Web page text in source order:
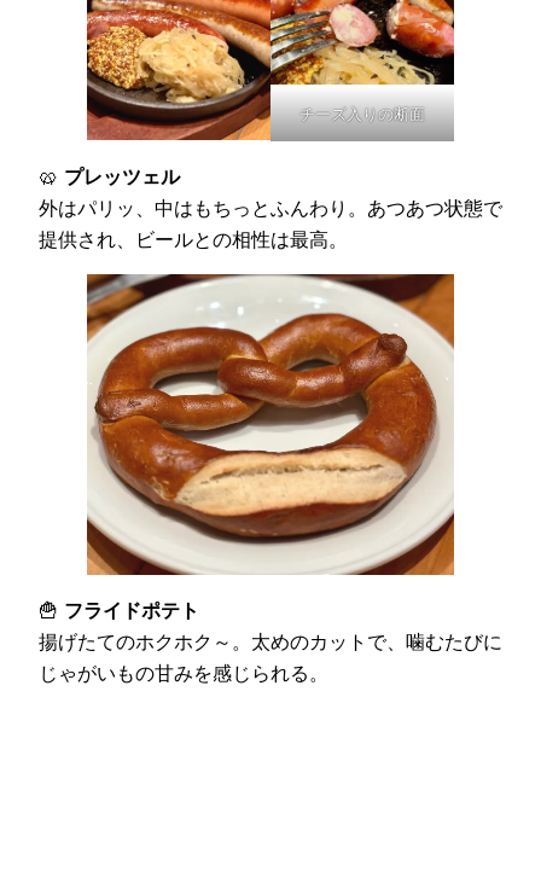
チーズ入りの断面
🥨 プレッツェル
外はパリッ、中はもちっとふんわり。あつあつ状態で
提供され、ビールとの相性は最高。
🍟 フライドポテト
揚げたてのホクホク～。太めのカットで、噛むたびに
じゃがいもの甘みを感じられる。